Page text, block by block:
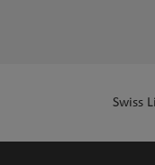
Swiss